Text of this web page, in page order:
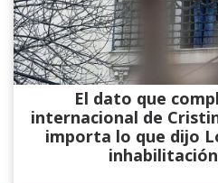
El dato que
internacional de
importa lo que dijo